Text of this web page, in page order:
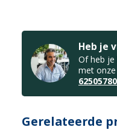
Heb je
Of heb je
met onze
Gerelateerde